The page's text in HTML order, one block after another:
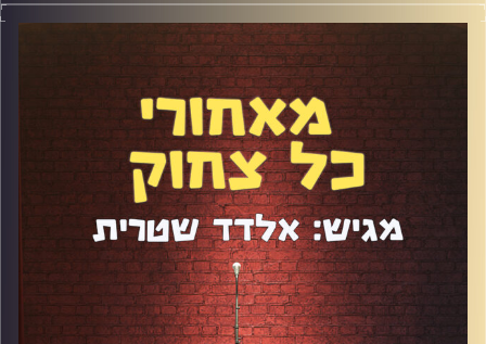
פרסום וקריאייטיב שממש לא מזמן יצאה לדרך עצמאית. יש לה
סגנון כתיבה ייחודי וסיפור חיים מרתק. דיברנו על חרדה ודכאון,
על פוליטיקלי קורקט, על יציאה מהארון, על דת ואמונה, על
רשתות חברתיות ועוד מלא.
קרדיט תמונות:אלדד שטרית